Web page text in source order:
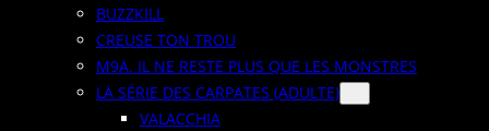
BUZZKILL
CREUSE TON TROU
M9A. IL NE RESTE PLUS QUE LES MONSTRES
LA SÉRIE DES CARPATES (ADULTE)
VALACCHIA